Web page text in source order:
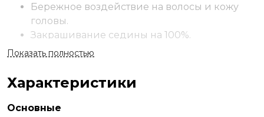
Бережное воздействие на волосы и кожу
головы.
Закрашивание седины на 100%.
Мягкость прядей.
Показать полностью
Характеристики
Основные